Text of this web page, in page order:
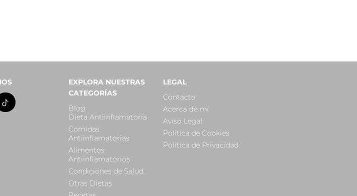
EXPLORA NUESTRAS
CATEGORÍAS
Blog
Dieta Antiinflamatoria
Comidas
Antiinflamatorias
Alimentos
Antiinflamatorios
Condiciones de Salud
Otras Dietas
LEGAL
Contacto
Acerca de mí
Aviso Legal
Política de Cookies
Política de Privacidad